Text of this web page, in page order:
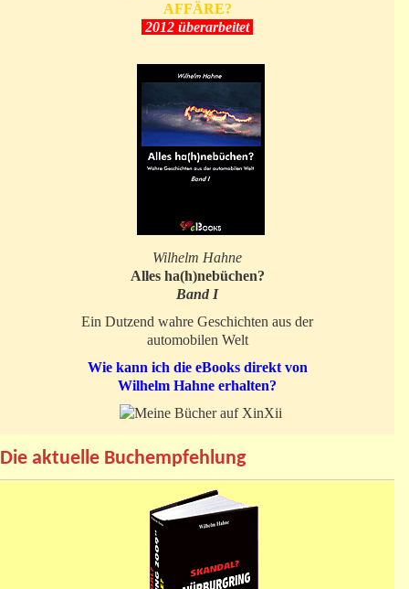
AFFÄRE?
2012 überarbeitet
Wilhelm Hahne
Alles ha(h)nebüchen?
Band I
Ein Dutzend wahre Geschichten aus der
automobilen Welt
Wie kann ich die eBooks direkt von
Wilhelm Hahne erhalten?
Die aktuelle Buchempfehlung